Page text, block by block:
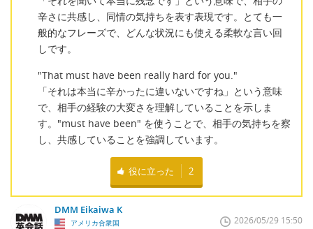
辛さに共感し、同情の気持ちを表す表現です。とても一
般的なフレーズで、どんな状況にも使える柔軟な言い回
しです。
"That must have been really hard for you."
「それは本当に辛かったに違いないですね」という意味
で、相手の経験の大変さを理解していることを示しま
す。"must have been" を使うことで、相手の気持ちを察
し、共感していることを強調しています。
役に立った 2
DMM Eikaiwa K
アメリカ合衆国 2026/05/29 15:50